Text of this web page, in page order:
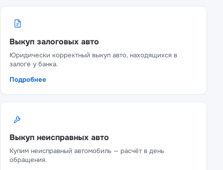
Выкуп залоговых авто
Юридически корректный выкуп авто, находящихся в
залоге у банка.
Подробнее
Выкуп неисправных авто
Купим неисправный автомобиль — расчёт в день
обращения.